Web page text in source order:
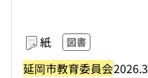
紙 図書
延岡市教育委員会2026.3